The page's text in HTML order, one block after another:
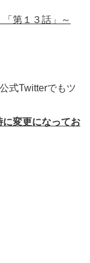
「第１３話」～
式Twitterでもツ
に変更になってお